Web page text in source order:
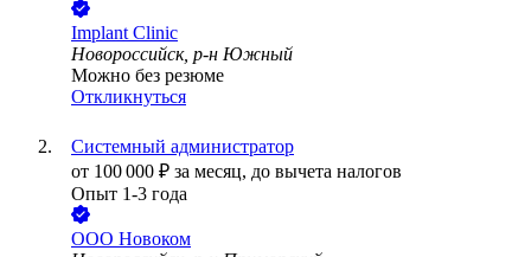
Implant Clinic
Новороссийск, р-н Южный
Можно без резюме
Откликнуться
Системный администратор
от 100 000 ₽ за месяц, до вычета налогов
Опыт 1-3 года
ООО Новоком